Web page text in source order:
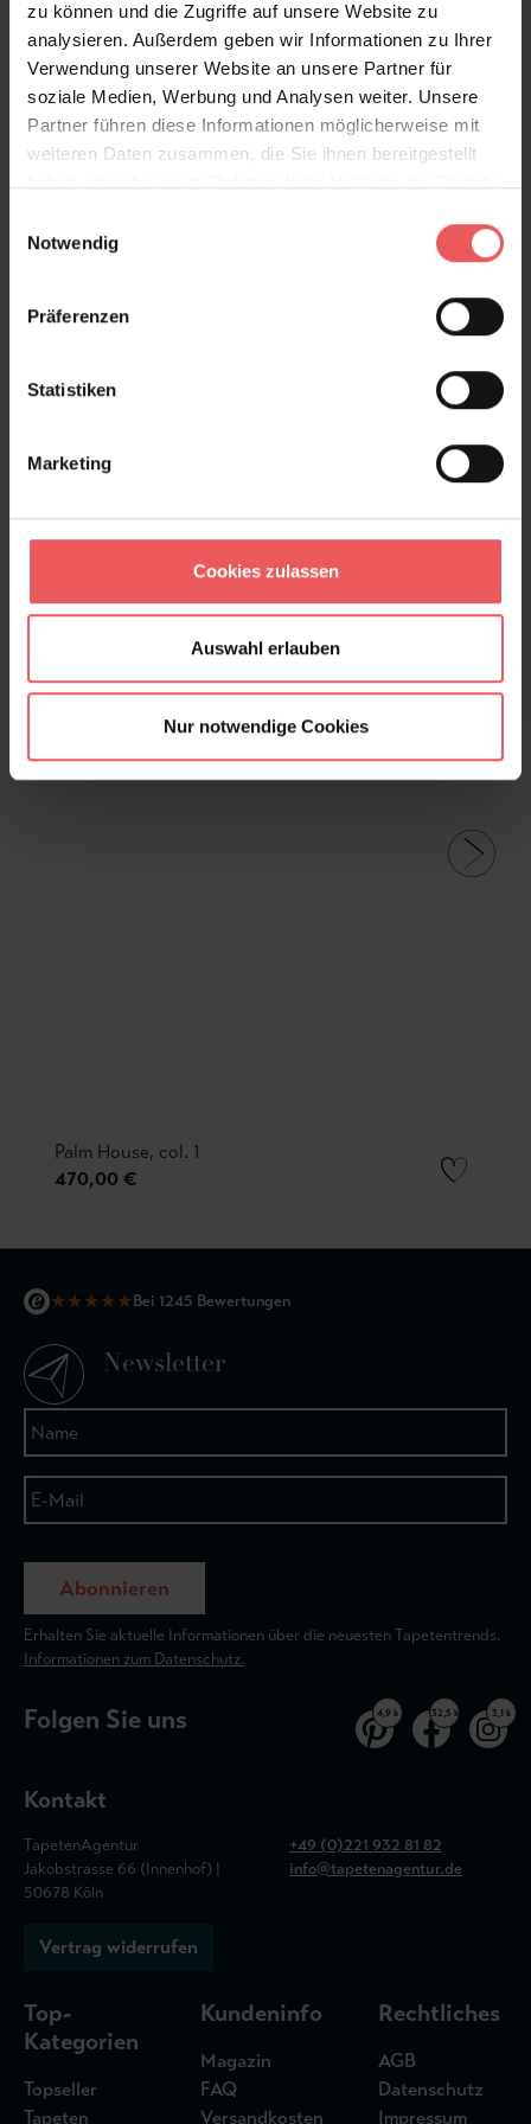
zu können und die Zugriffe auf unsere Website zu
analysieren. Außerdem geben wir Informationen zu Ihrer
Verwendung unserer Website an unsere Partner für
soziale Medien, Werbung und Analysen weiter. Unsere
Partner führen diese Informationen möglicherweise mit
weiteren Daten zusammen, die Sie ihnen bereitgestellt
Notwendig
Präferenzen
Statistiken
Marketing
Cookies zulassen
Auswahl erlauben
Nur notwendige Cookies
Produktdetails
Versand & Zahlung
Bewertungen
Produktgalerie überspringen
Palm House, col. 1
470,00 €
★★★★★Bei 1245 Bewertungen
Newsletter
Abonnieren
Erhalten Sie aktuelle Informationen über die neuesten Tapetentrends.
Informationen zum Datenschutz.
Folgen Sie uns 4,9 k 32,5 k 3,1 k
Kontakt
TapetenAgentur
Jakobstrasse 66 (Innenhof) |
50678 Köln
+49 (0)221 932 81 82
info@tapetenagentur.de
Vertrag widerrufen
Top-
Kategorien
Topseller
Tapeten
Kundeninfo
Magazin
FAQ
Versandkosten
Rechtliches
AGB
Datenschutz
Impressum